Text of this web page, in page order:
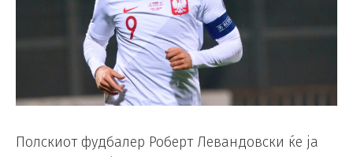
Полскиот фудбалер Роберт Левандовски ќе ја